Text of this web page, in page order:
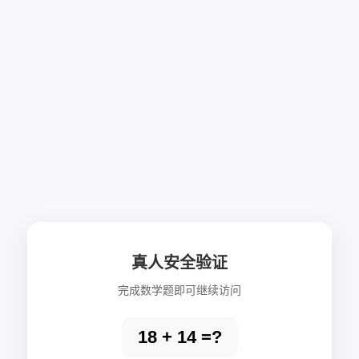
真人安全验证
完成数学题即可继续访问
18 + 14 =?